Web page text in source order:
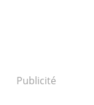
Publicité